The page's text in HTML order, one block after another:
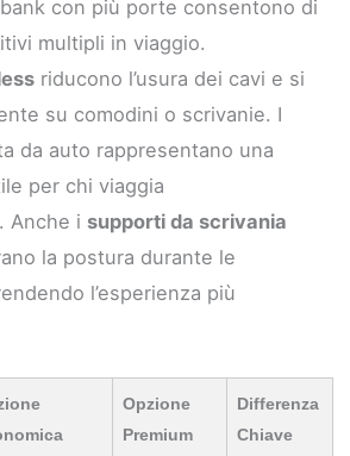
con più porte consentono di
multipli in viaggio.
riducono l’usura dei cavi e si
su comodini o scrivanie. I
da auto rappresentano una
per chi viaggia
Anche i supporti da scrivania
la postura durante le
l’esperienza più
Opzione
Premium
Differenza
Chiave